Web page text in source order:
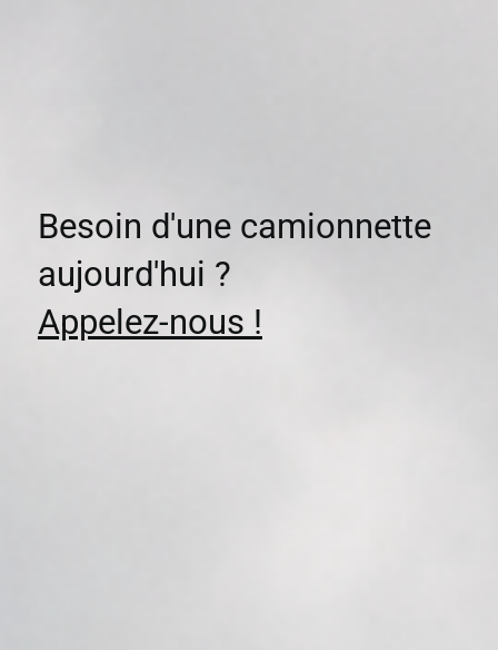
Besoin d'une camionnette
aujourd'hui ?
Appelez-nous !